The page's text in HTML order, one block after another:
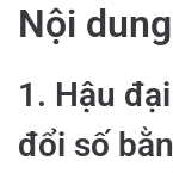
Nội
1. Hậu
đổi số